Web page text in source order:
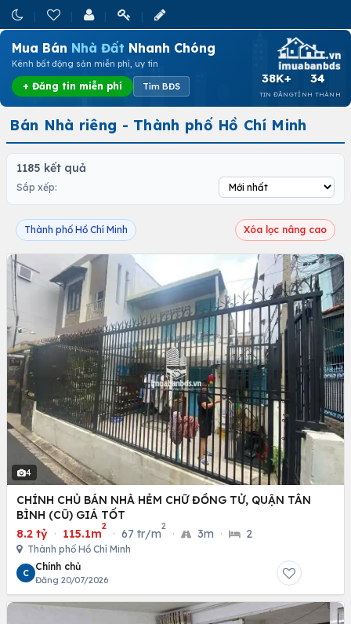
Mua Bán Nhà Đất Nhanh Chóng
Kênh bất động sản miễn phí, uy tín
+ Đăng tin miễn phí Tìm BĐS
38K+
TIN ĐĂNG
34
TỈNH THÀNH
Bán Nhà riêng - Thành phố Hồ Chí Minh
1185 kết quả
Sắp xếp:
Thành phố Hồ Chí Minh Xóa lọc nâng cao
4
CHÍNH CHỦ BÁN NHÀ HẺM CHỮ ĐỒNG TỬ, QUẬN TÂN
BÌNH (CŨ) GIÁ TỐT
8.2 tỷ · 115.1m
2
· 67 tr/m
2
· 3m · 2
Thành phố Hồ Chí Minh
C
Chính chủ
Đăng 20/07/2026